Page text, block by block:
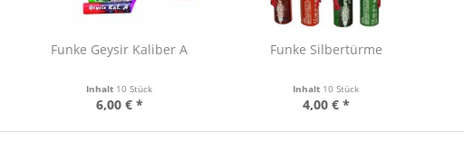
Funke Geysir Kaliber A
Inhalt 10 Stück
6,00 € *
Funke Silbertürme
Inhalt 10 Stück
4,00 € *